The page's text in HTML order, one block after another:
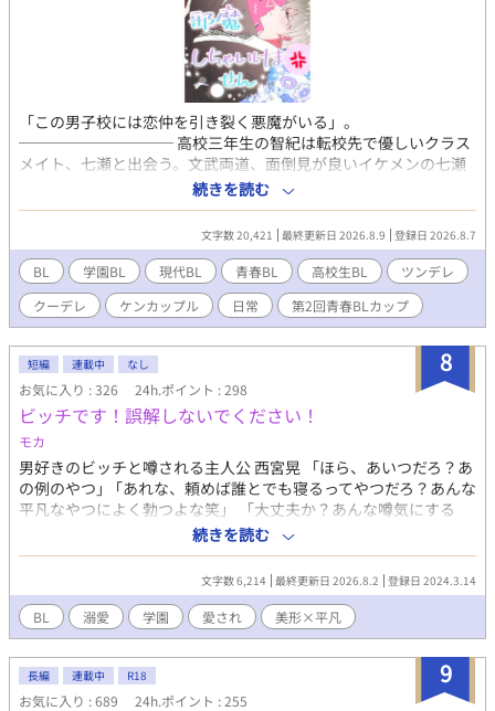
「この男子校には恋仲を引き裂く悪魔がいる」。
────────── 高校三年生の智紀は転校先で優しいクラス
メイト、七瀬と出会う。文武両道、面倒見が良いイケメンの七瀬
にすぐさま惹かれる智紀だが、会った初日に彼の裏の顔とゲスい
目的を知ってしまい…。 天真爛漫な転校生×腹黒生徒会長。 最初
ケンカップル。受けは後々クーデレに変貌します。
──────── 表紙:七賀
続きを読む
文字数 20,421 最終更新日 2026.8.9 登録日 2026.8.7
BL 学園BL 現代BL 青春BL 高校生BL
ツンデレ
クーデレ
ケンカップル 日常 第2回青春BLカップ
8
短編 連載中 なし
お気に入り : 326 24h.ポイント : 298
ビッチです！誤解しないでください！
モカ
男好きのビッチと噂される主人公 西宮晃 「ほら、あいつだろ？あ
の例のやつ｣ 「あれな、頼めば誰とでも寝るってやつだろ？あんな
平凡なやつによく勃つよな笑」 「大丈夫か？あんな噂気にする
な」 「晃ほど清純な男はいないというのに」 「お前に嫉妬してあ
んな下らない噂を流すなんてな」 噂じゃなくて事実ですけ
ど！！！？？ 俺がくそビッチという噂（真実）に怒るイケメン
達、なぜか噂を流して俺を貶めてると勘違いされてる転校生……
魔性の男で申し訳ない笑 めちゃくちゃスロー更新になりますが、
完結させたいと思っているので、気長にお待ちいただけると嬉し
いです！
続きを読む
文字数 6,214 最終更新日 2026.8.2 登録日 2024.3.14
BL 溺愛 学園 愛され 美形×平凡
9
長編 連載中 R18
お気に入り : 689 24h.ポイント : 255